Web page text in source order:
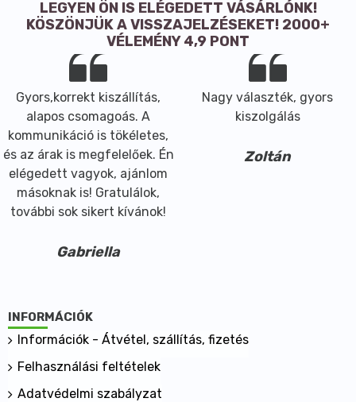
LEGYEN ÖN IS ELÉGEDETT VÁSÁRLÓNK!
KÖSZÖNJÜK A VISSZAJELZÉSEKET! 2000+
VÉLEMÉNY 4,9 PONT
Gyors,korrekt kiszállítás,
alapos csomagoás. A
kommunikáció is tökéletes,
és az árak is megfelelőek. Én
elégedett vagyok, ajánlom
másoknak is! Gratulálok,
további sok sikert kívánok!
Gabriella
Nagy választék, gyors
kiszolgálás
Zoltán
INFORMÁCIÓK
Információk - Átvétel, szállítás, fizetés
Felhasználási feltételek
Adatvédelmi szabályzat